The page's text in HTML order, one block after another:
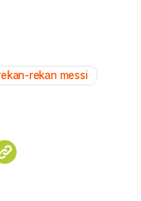
rekan messi